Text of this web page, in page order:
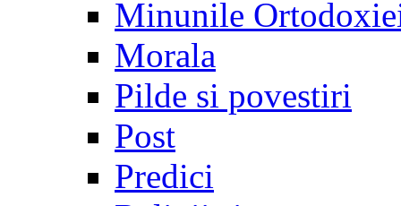
Minunile
Morala
Pilde si povestiri
Post
Predici